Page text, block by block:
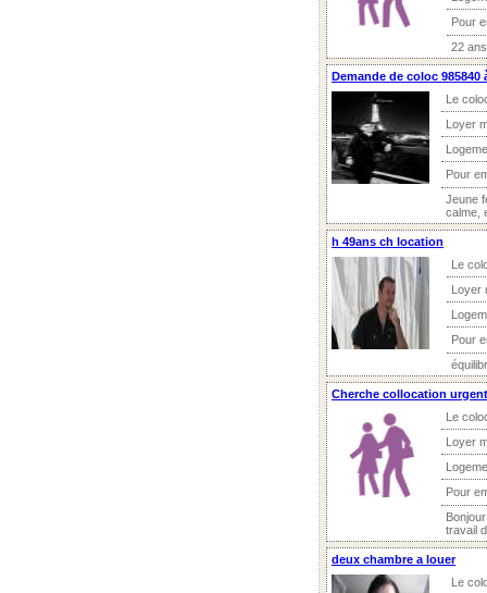
Pour
22
Demande de coloc 985840
Le
Loyer
Pour
Jeune
calme,
h 49ans ch location
Le
Loyer
Pour
Cherche collocation urgent
Le
Loyer
Pour
travail
deux chambre a louer
Le